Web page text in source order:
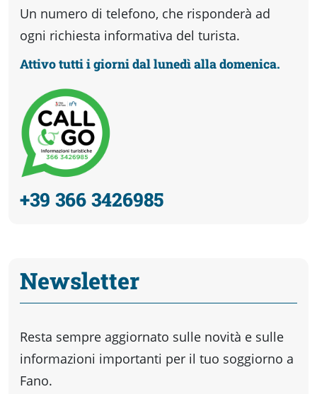
Un numero di telefono, che risponderà ad
ogni richiesta informativa del turista.
Attivo tutti i giorni dal lunedì alla domenica.
+39 366 3426985
Newsletter
Resta sempre aggiornato sulle novità e sulle
informazioni importanti per il tuo soggiorno a
Fano.